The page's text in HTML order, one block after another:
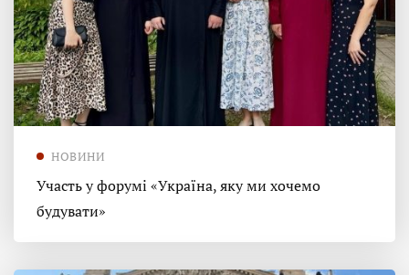
НОВИНИ
Участь у форумі «Україна, яку ми хочемо
будувати»